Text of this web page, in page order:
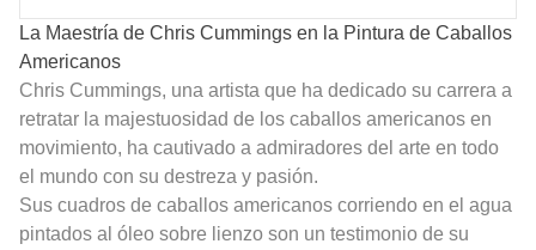
La Maestría de Chris Cummings en la Pintura de Caballos
Americanos
Chris Cummings, una artista que ha dedicado su carrera a
retratar la majestuosidad de los caballos americanos en
movimiento, ha cautivado a admiradores del arte en todo
el mundo con su destreza y pasión.
Sus cuadros de caballos americanos corriendo en el agua
pintados al óleo sobre lienzo son un testimonio de su